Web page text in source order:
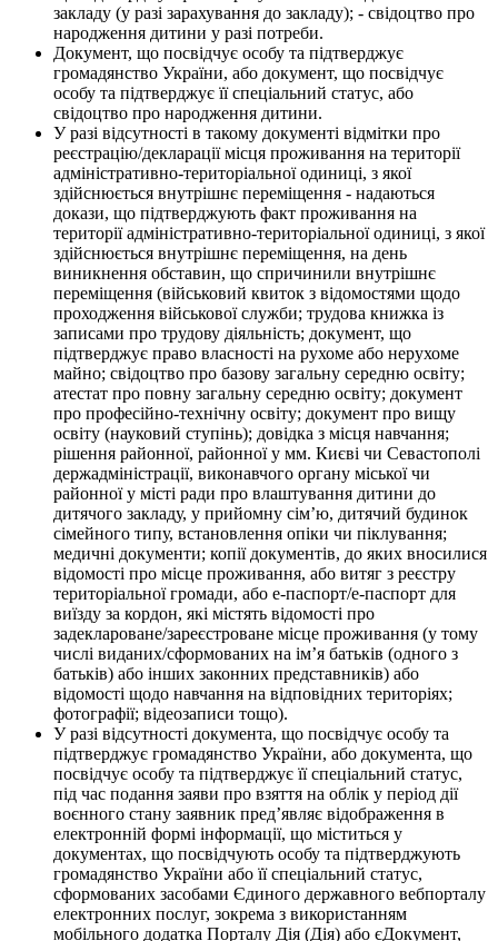
закладу (у разі зарахування до закладу); - свідоцтво про
народження дитини у разі потреби.
Документ, що посвідчує особу та підтверджує
громадянство України, або документ, що посвідчує
особу та підтверджує її спеціальний статус, або
свідоцтво про народження дитини.
У разі відсутності в такому документі відмітки про
реєстрацію/декларації місця проживання на території
адміністративно-територіальної одиниці, з якої
здійснюється внутрішнє переміщення - надаються
докази, що підтверджують факт проживання на
території адміністративно-територіальної одиниці, з якої
здійснюється внутрішнє переміщення, на день
виникнення обставин, що спричинили внутрішнє
переміщення (військовий квиток з відомостями щодо
проходження військової служби; трудова книжка із
записами про трудову діяльність; документ, що
підтверджує право власності на рухоме або нерухоме
майно; свідоцтво про базову загальну середню освіту;
атестат про повну загальну середню освіту; документ
про професійно-технічну освіту; документ про вищу
освіту (науковий ступінь); довідка з місця навчання;
рішення районної, районної у мм. Києві чи Севастополі
держадміністрації, виконавчого органу міської чи
районної у місті ради про влаштування дитини до
дитячого закладу, у прийомну сім’ю, дитячий будинок
сімейного типу, встановлення опіки чи піклування;
медичні документи; копії документів, до яких вносилися
відомості про місце проживання, або витяг з реєстру
територіальної громади, або е-паспорт/е-паспорт для
виїзду за кордон, які містять відомості про
задеклароване/зареєстроване місце проживання (у тому
числі виданих/сформованих на ім’я батьків (одного з
батьків) або інших законних представників) або
відомості щодо навчання на відповідних територіях;
фотографії; відеозаписи тощо).
У разі відсутності документа, що посвідчує особу та
підтверджує громадянство України, або документа, що
посвідчує особу та підтверджує її спеціальний статус,
під час подання заяви про взяття на облік у період дії
воєнного стану заявник пред’являє відображення в
електронній формі інформації, що міститься у
документах, що посвідчують особу та підтверджують
громадянство України або її спеціальний статус,
сформованих засобами Єдиного державного вебпорталу
електронних послуг, зокрема з використанням
мобільного додатка Порталу Дія (Дія) або єДокумент,